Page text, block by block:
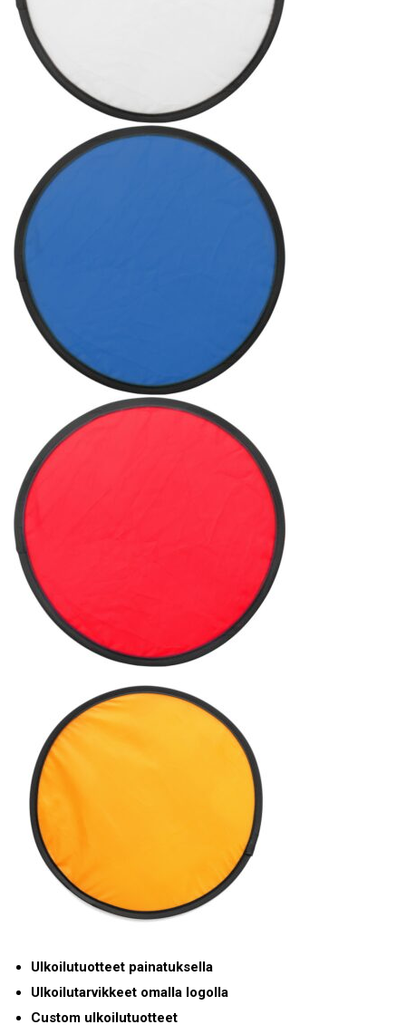
Ulkoilutuotteet painatuksella
Ulkoilutarvikkeet omalla logolla
Custom ulkoilutuotteet